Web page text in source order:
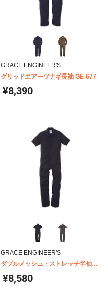
GRACE ENGINEER'S
グリッドエアーツナギ長袖 GE-677
¥8,390
GRACE ENGINEER'S
ダブルメッシュ・ストレッチ半袖ツ
ナギ GE-445
¥8,580